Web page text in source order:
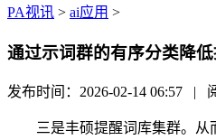
PA视讯 > ai应用 >
通过示词群的有序分类降
发布时间：2026-02-14 06:57 |
三是丰硕提醒词库集群。从